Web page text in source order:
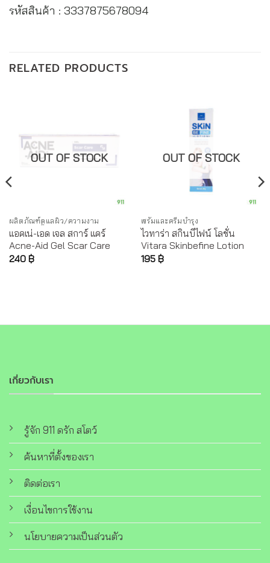
รหัสสินค้า : 3337875678094
RELATED PRODUCTS
OUT OF STOCK
ผลิตภัณฑ์ดูแลผิว/ความงาม
แอคเน่-เอด เจล สการ์ แคร์
Acne-Aid Gel Scar Care
240 ฿
OUT OF STOCK
เซรั่มและครีมบำรุง
ไวทาร่า สกินบีไฟน์ โลชั่น
Vitara Skinbefine Lotion
195 ฿
เกี่ยวกับเรา
รู้จัก 911 ดรัก สโตว์
ค้นหาที่ตั้งของเรา
ติดต่อเรา
เงื่อนไขการใช้งาน
นโยบายความเป็นส่วนตัว